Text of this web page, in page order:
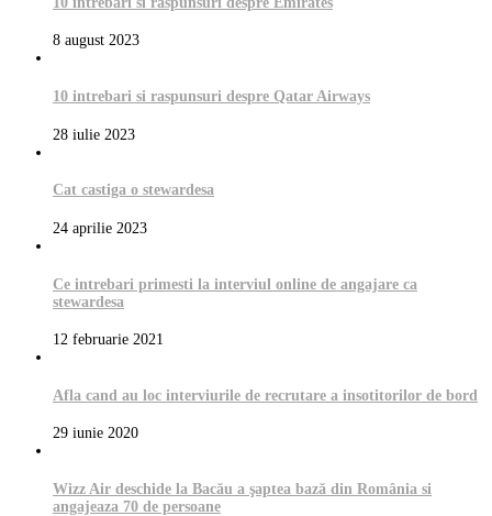
8 august 2023
10 intrebari si raspunsuri despre Qatar Airways
28 iulie 2023
Cat castiga o stewardesa
24 aprilie 2023
Ce intrebari primesti la interviul online de angajare ca
stewardesa
12 februarie 2021
Afla cand au loc interviurile de recrutare a insotitorilor de bord
29 iunie 2020
Wizz Air deschide la Bacău a şaptea bază din România si
angajeaza 70 de persoane